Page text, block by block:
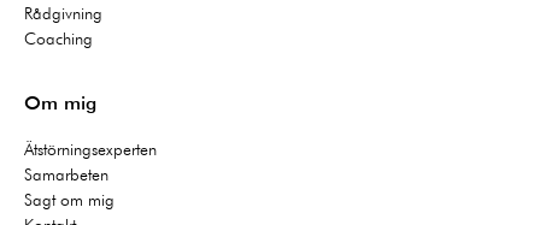
Rådgivning
Coaching
Om mig
Ätstörningsexperten
Samarbeten
Sagt om mig